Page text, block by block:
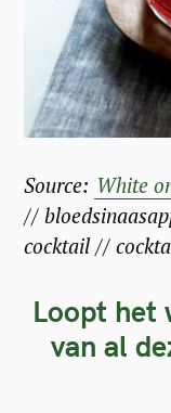
Source: White
//
cocktail //
Loopt het
van al